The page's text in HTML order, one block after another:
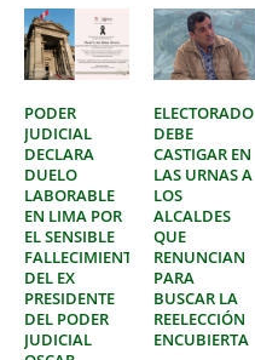
PODER
JUDICIAL
DECLARA
DUELO
LABORABLE
EN LIMA POR
EL SENSIBLE
FALLECIMIENTO
DEL EX
PRESIDENTE
DEL PODER
JUDICIAL
ELECTORADO
DEBE
CASTIGAR EN
LAS URNAS A
LOS
ALCALDES
QUE
RENUNCIAN
PARA
BUSCAR LA
REELECCIÓN
ENCUBIERTA